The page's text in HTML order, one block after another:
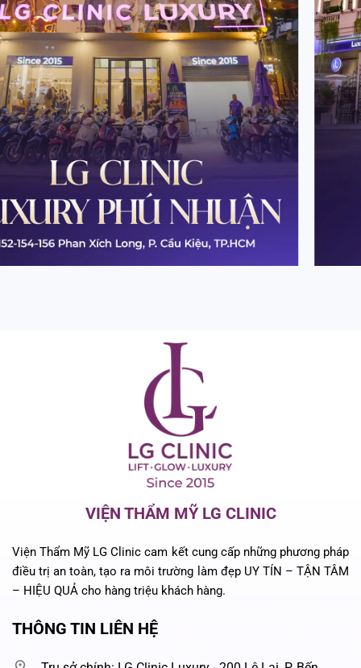
VIỆN THẨM MỸ LG CLINIC
Viện Thẩm Mỹ LG Clinic cam kết cung cấp những phương pháp
điều trị an toàn, tạo ra môi trường làm đẹp UY TÍN – TẬN TÂM
– HIỆU QUẢ cho hàng triệu khách hàng.
THÔNG TIN LIÊN HỆ